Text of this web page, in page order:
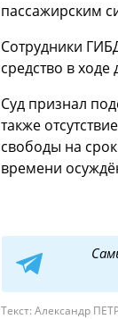
пассажирским
Сотрудники
средство в ходе
Суд признал
также
свободы на
времени
Текст: Александр